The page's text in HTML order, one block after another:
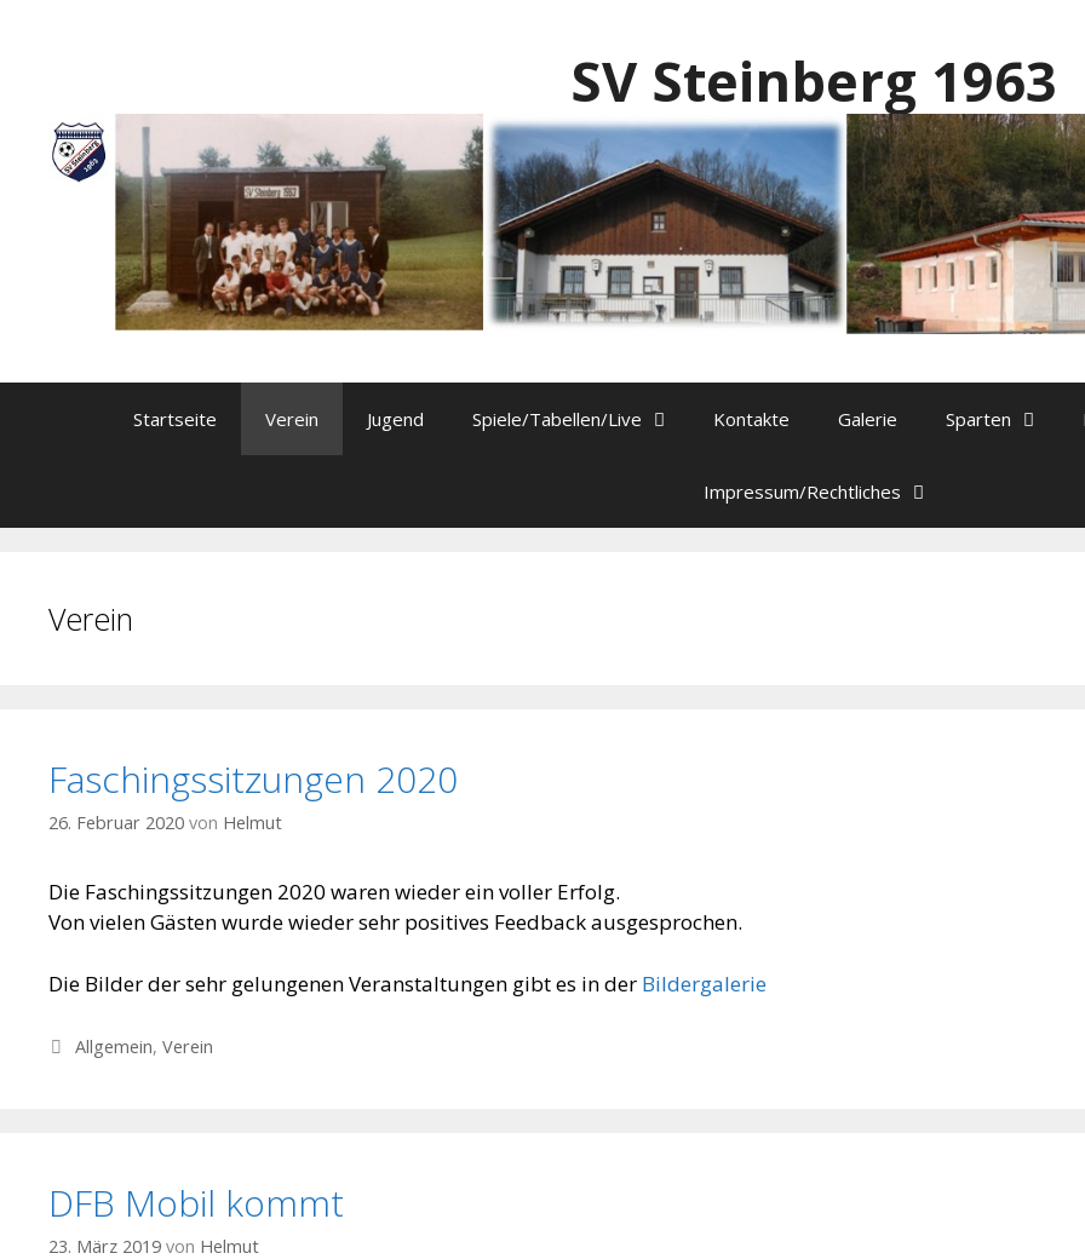
SV Steinberg 1963
Startseite Verein Jugend Spiele/Tabellen/Live Kontakte Galerie Sparten
Impressum/Rechtliches
Verein
Faschingssitzungen 2020
26. Februar 2020 von Helmut
Die Faschingssitzungen 2020 waren wieder ein voller Erfolg.
Von vielen Gästen wurde wieder sehr positives Feedback ausgesprochen.
Die Bilder der sehr gelungenen Veranstaltungen gibt es in der Bildergalerie
Kategorien
Allgemein, Verein
DFB Mobil kommt
23. März 2019 von Helmut